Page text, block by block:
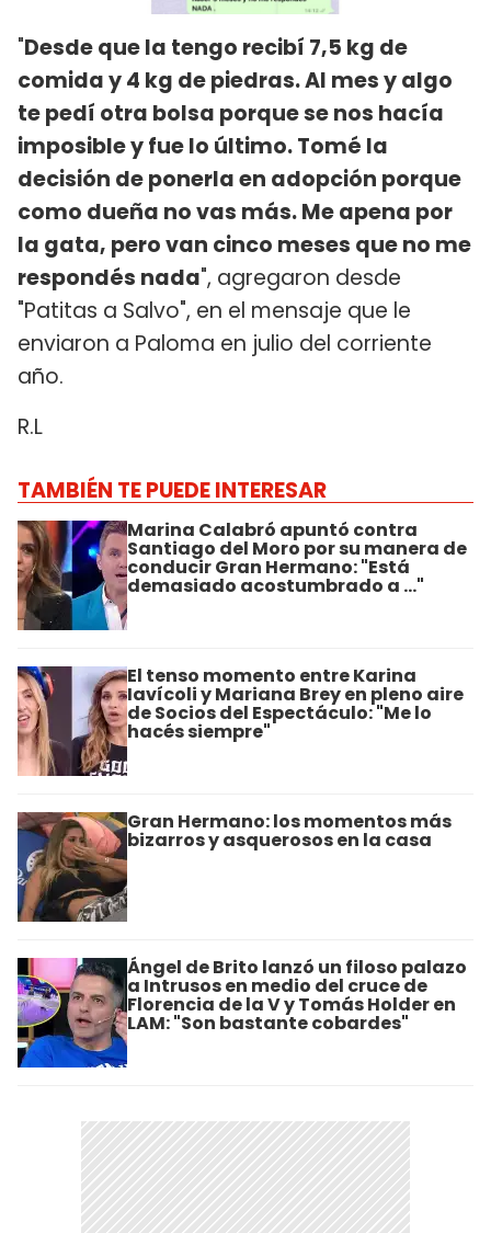
"Desde que la tengo recibí 7,5 kg de
comida y 4 kg de piedras. Al mes y algo
te pedí otra bolsa porque se nos hacía
imposible y fue lo último. Tomé la
decisión de ponerla en adopción porque
como dueña no vas más. Me apena por
la gata, pero van cinco meses que no me
respondés nada", agregaron desde
"Patitas a Salvo", en el mensaje que le
enviaron a Paloma en julio del corriente
año.
R.L
TAMBIÉN TE PUEDE INTERESAR
Marina Calabró apuntó contra
Santiago del Moro por su manera de
conducir Gran Hermano: "Está
demasiado acostumbrado a ..."
El tenso momento entre Karina
Iavícoli y Mariana Brey en pleno aire
de Socios del Espectáculo: "Me lo
hacés siempre"
Gran Hermano: los momentos más
bizarros y asquerosos en la casa
Ángel de Brito lanzó un filoso palazo
a Intrusos en medio del cruce de
Florencia de la V y Tomás Holder en
LAM: "Son bastante cobardes"